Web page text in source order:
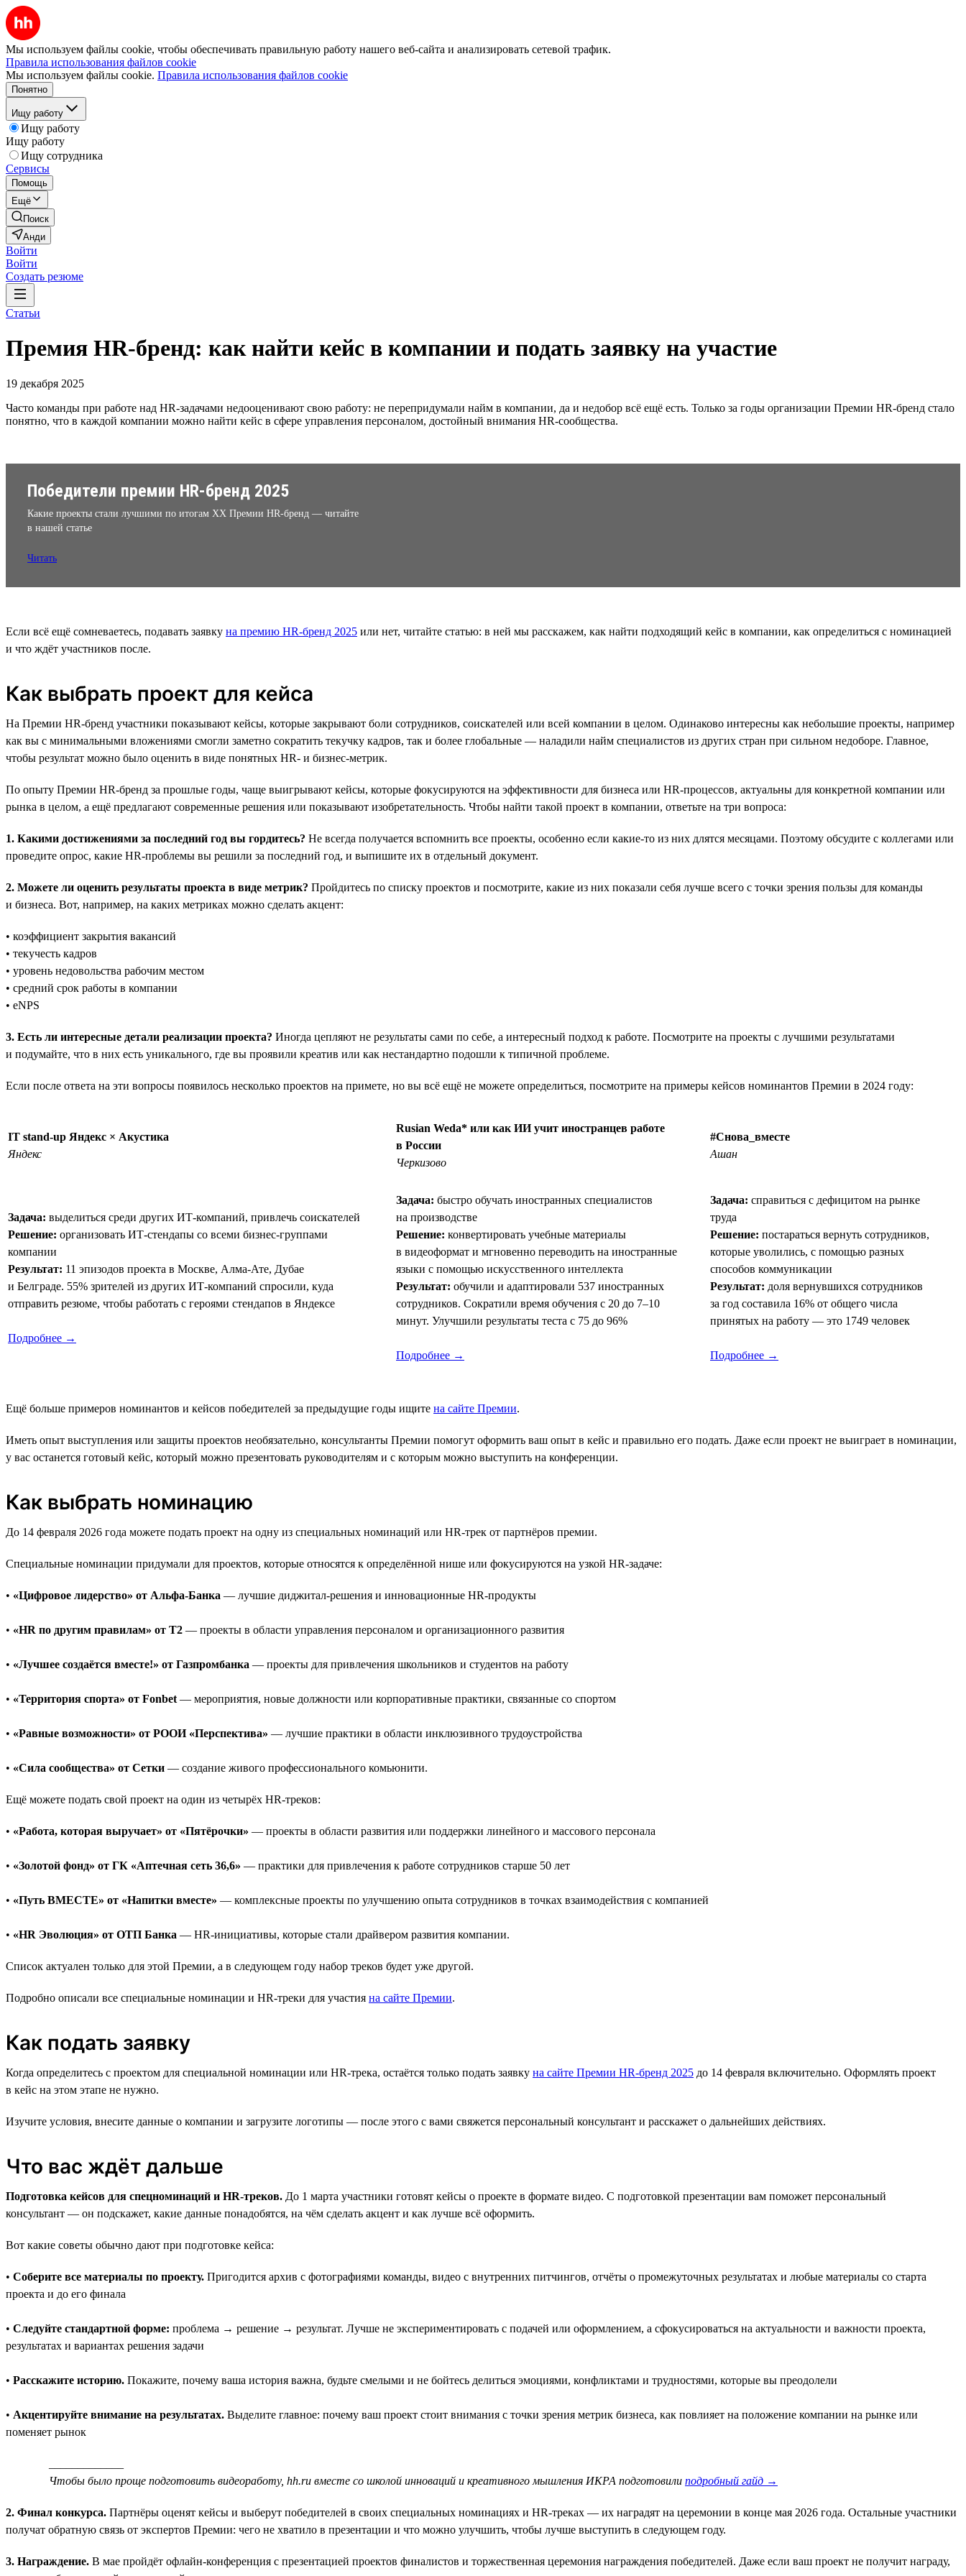
Мы используем файлы cookie, чтобы обеспечивать правильную работу нашего веб-сайта и анализировать сетевой трафик.
Правила использования файлов cookie
Мы используем файлы cookie. Правила использования файлов cookie
Понятно
Ищу работу
Ищу работу
Ищу работу
Ищу сотрудника
Сервисы
Помощь
Ещё
Поиск
Анди
Войти
Войти
Создать резюме
Статьи
Премия HR-бренд: как найти кейс в компании и подать заявку на участие
19 декабря 2025
Часто команды при работе над HR-задачами недооценивают свою работу: не перепридумали найм в компании, да и недобор всё ещё есть. Только за годы организации Премии HR-бренд стало
понятно, что в каждой компании можно найти кейс в сфере управления персоналом, достойный внимания HR-сообщества.
Победители премии HR-бренд 2025
Какие проекты стали лучшими по итогам XX Премии HR-бренд — читайте
в нашей статье
Читать
Если всё ещё сомневаетесь, подавать заявку на премию HR-бренд 2025 или нет, читайте статью: в ней мы расскажем, как найти подходящий кейс в компании, как определиться с номинацией
и что ждёт участников после.
Как выбрать проект для кейса
На Премии HR-бренд участники показывают кейсы, которые закрывают боли сотрудников, соискателей или всей компании в целом. Одинаково интересны как небольшие проекты, например
как вы с минимальными вложениями смогли заметно сократить текучку кадров, так и более глобальные — наладили найм специалистов из других стран при сильном недоборе. Главное,
чтобы результат можно было оценить в виде понятных HR- и бизнес-метрик.
По опыту Премии HR-бренд за прошлые годы, чаще выигрывают кейсы, которые фокусируются на эффективности для бизнеса или HR-процессов, актуальны для конкретной компании или
рынка в целом, а ещё предлагают современные решения или показывают изобретательность. Чтобы найти такой проект в компании, ответьте на три вопроса:
1. Какими достижениями за последний год вы гордитесь? Не всегда получается вспомнить все проекты, особенно если какие-то из них длятся месяцами. Поэтому обсудите с коллегами или
проведите опрос, какие HR-проблемы вы решили за последний год, и выпишите их в отдельный документ.
2. Можете ли оценить результаты проекта в виде метрик? Пройдитесь по списку проектов и посмотрите, какие из них показали себя лучше всего с точки зрения пользы для команды
и бизнеса. Вот, например, на каких метриках можно сделать акцент:
• коэффициент закрытия вакансий
• текучесть кадров
• уровень недовольства рабочим местом
• средний срок работы в компании
• eNPS
3. Есть ли интересные детали реализации проекта? Иногда цепляют не результаты сами по себе, а интересный подход к работе. Посмотрите на проекты с лучшими результатами
и подумайте, что в них есть уникального, где вы проявили креатив или как нестандартно подошли к типичной проблеме.
Если после ответа на эти вопросы появилось несколько проектов на примете, но вы всё ещё не можете определиться, посмотрите на примеры кейсов номинантов Премии в 2024 году:
IT stand-up Яндекс × Акустика
Яндекс
Rusian Weda* или как ИИ учит иностранцев работе
в России
Черкизово
#Снова_вместе
Ашан
Задача: выделиться среди других ИТ-компаний, привлечь соискателей
Решение: организовать ИТ-стендапы со всеми бизнес-группами
компании
Результат: 11 эпизодов проекта в Москве, Алма-Ате, Дубае
и Белграде. 55% зрителей из других ИТ-компаний спросили, куда
отправить резюме, чтобы работать с героями стендапов в Яндексе
Подробнее →
Задача: быстро обучать иностранных специалистов
на производстве
Решение: конвертировать учебные материалы
в видеоформат и мгновенно переводить на иностранные
языки с помощью искусственного интеллекта
Результат: обучили и адаптировали 537 иностранных
сотрудников. Сократили время обучения с 20 до 7–10
минут. Улучшили результаты теста с 75 до 96%
Подробнее →
Задача: справиться с дефицитом на рынке
труда
Решение: постараться вернуть сотрудников,
которые уволились, с помощью разных
способов коммуникации
Результат: доля вернувшихся сотрудников
за год составила 16% от общего числа
принятых на работу — это 1749 человек
Подробнее →
Ещё больше примеров номинантов и кейсов победителей за предыдущие годы ищите на сайте Премии.
Иметь опыт выступления или защиты проектов необязательно, консультанты Премии помогут оформить ваш опыт в кейс и правильно его подать. Даже если проект не выиграет в номинации,
у вас останется готовый кейс, который можно презентовать руководителям и с которым можно выступить на конференции.
Как выбрать номинацию
До 14 февраля 2026 года можете подать проект на одну из специальных номинаций или HR-трек от партнёров премии.
Специальные номинации придумали для проектов, которые относятся к определённой нише или фокусируются на узкой HR-задаче:
• «Цифровое лидерство» от Альфа-Банка — лучшие диджитал-решения и инновационные HR-продукты
• «HR по другим правилам» от T2 — проекты в области управления персоналом и организационного развития
• «Лучшее создаётся вместе!» от Газпромбанка — проекты для привлечения школьников и студентов на работу
• «Территория спорта» от Fonbet — мероприятия, новые должности или корпоративные практики, связанные со спортом
• «Равные возможности» от РООИ «Перспектива» — лучшие практики в области инклюзивного трудоустройства
• «Сила сообщества» от Сетки — создание живого профессионального комьюнити.
Ещё можете подать свой проект на один из четырёх HR-треков:
• «Работа, которая выручает» от «Пятёрочки» — проекты в области развития или поддержки линейного и массового персонала
• «Золотой фонд» от ГК «Аптечная сеть 36,6» — практики для привлечения к работе сотрудников старше 50 лет
• «Путь ВМЕСТЕ» от «Напитки вместе» — комплексные проекты по улучшению опыта сотрудников в точках взаимодействия с компанией
• «HR Эволюция» от ОТП Банка — HR-инициативы, которые стали драйвером развития компании.
Список актуален только для этой Премии, а в следующем году набор треков будет уже другой.
Подробно описали все специальные номинации и HR-треки для участия на сайте Премии.
Как подать заявку
Когда определитесь с проектом для специальной номинации или HR-трека, остаётся только подать заявку на сайте Премии HR-бренд 2025 до 14 февраля включительно. Оформлять проект
в кейс на этом этапе не нужно.
Изучите условия, внесите данные о компании и загрузите логотипы — после этого с вами свяжется персональный консультант и расскажет о дальнейших действиях.
Что вас ждёт дальше
Подготовка кейсов для спецноминаций и HR-треков. До 1 марта участники готовят кейсы о проекте в формате видео. С подготовкой презентации вам поможет персональный
консультант — он подскажет, какие данные понадобятся, на чём сделать акцент и как лучше всё оформить.
Вот какие советы обычно дают при подготовке кейса:
• Соберите все материалы по проекту. Пригодится архив с фотографиями команды, видео с внутренних питчингов, отчёты о промежуточных результатах и любые материалы со старта
проекта и до его финала
• Следуйте стандартной форме: проблема → решение → результат. Лучше не экспериментировать с подачей или оформлением, а сфокусироваться на актуальности и важности проекта,
результатах и вариантах решения задачи
• Расскажите историю. Покажите, почему ваша история важна, будьте смелыми и не бойтесь делиться эмоциями, конфликтами и трудностями, которые вы преодолели
• Акцентируйте внимание на результатах. Выделите главное: почему ваш проект стоит внимания с точки зрения метрик бизнеса, как повлияет на положение компании на рынке или
поменяет рынок
Чтобы было проще подготовить видеоработу, hh.ru вместе со школой инноваций и креативного мышления ИКРА подготовили подробный гайд →
2. Финал конкурса. Партнёры оценят кейсы и выберут победителей в своих специальных номинациях и HR-треках — их наградят на церемонии в конце мая 2026 года. Остальные участники
получат обратную связь от экспертов Премии: чего не хватило в презентации и что можно улучшить, чтобы лучше выступить в следующем году.
3. Награждение. В мае пройдёт офлайн-конференция с презентацией проектов финалистов и торжественная церемония награждения победителей. Даже если ваш проект не получит награду,